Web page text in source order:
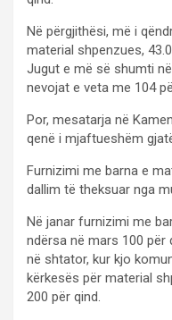
Në përgjithësi, më i
material shpenzues,
Jugut e më së shumti
nevojat e veta me 104
Por, mesatarja në
qenë i mjaftueshëm
Furnizimi me barna e
dallim të theksuar nga
Në janar furnizimi me
ndërsa në mars 100 për
në shtator, kur kjo
kërkesës për material
200 për qind.